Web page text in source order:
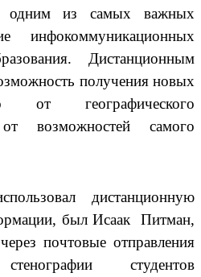
одним из самых важных
инфокоммуникационных
Дистанционным
получения новых
от географического
возможностей самого
дистанционную
был Исаак Питман,
почтовые отправления
студентов